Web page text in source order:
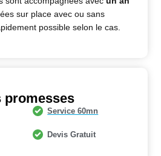
sur place avec ou sans
possible selon le cas.
promesses
Service 60mn
Devis Gratuit